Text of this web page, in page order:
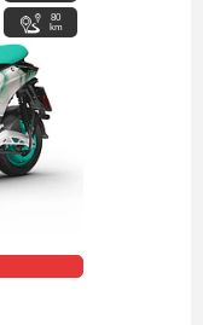
80
km